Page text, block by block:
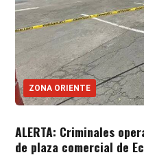
ZONA ORIENTE
ALERTA: Criminales
de plaza comercial de